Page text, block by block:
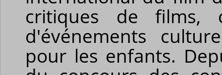
critiques de films,
d'événements
pour les enfants.